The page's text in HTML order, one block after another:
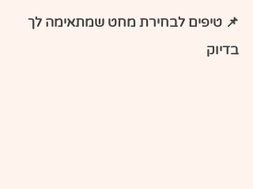
📌 טיפים לבחירת מחט שמתאימה לך
בדיוק